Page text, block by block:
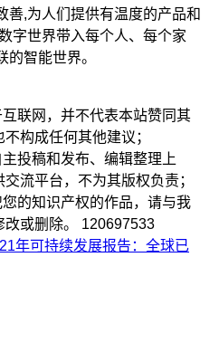
善,为人们提供有温度的产品和
字世界带入每个人、每个家
的智能世界。
联网，并不代表本站赞同其
构成任何其他建议；
投稿和发布、编辑整理上
流平台，不为其版权负责；
的知识产权的作品，请与我
或删除。
120697533
年可持续发展报告：全球已